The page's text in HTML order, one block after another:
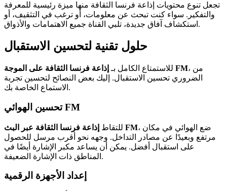
تجعل تنوع محتويات إذاعة فرنسا الثقافة منها ميزة رئيسية للمعرفة
والتفكير. سواء كنت تبحث عن معلومات، أو ترغب في التثقيف، أو
استكشاف آفاق جديدة، تلبي القناة جميع الاهتمامات والأذواق.
حلول تقنية لتحسين الاستقبال
للاستمتاع الكامل بـ إذاعة فرنسا الثقافة على الموجة FM، من
الضروري تحسين الاستقبال. إليك بعض النصائح لتحسين تجربة
الاستماع الخاصة بك.
تحسين الهوائي FM
للتقاط إذاعة فرنسا الثقافة عبر البث FM، ضع الهوائي في مكان
مرتفع وبعيدًا عن مصادر التداخل. وجهه نحو أقرب مرسل للحصول
على استقبال أفضل. يمكن أن يساعد مكبر الإشارة أيضًا في
المناطق ذات الإشارة الضعيفة.
إعداد الأجهزة الرقمية